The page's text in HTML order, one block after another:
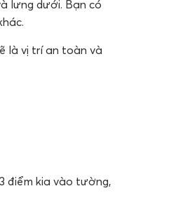
lưng dưới. Bạn có
là vị trí an toàn và
điểm kia vào tường,